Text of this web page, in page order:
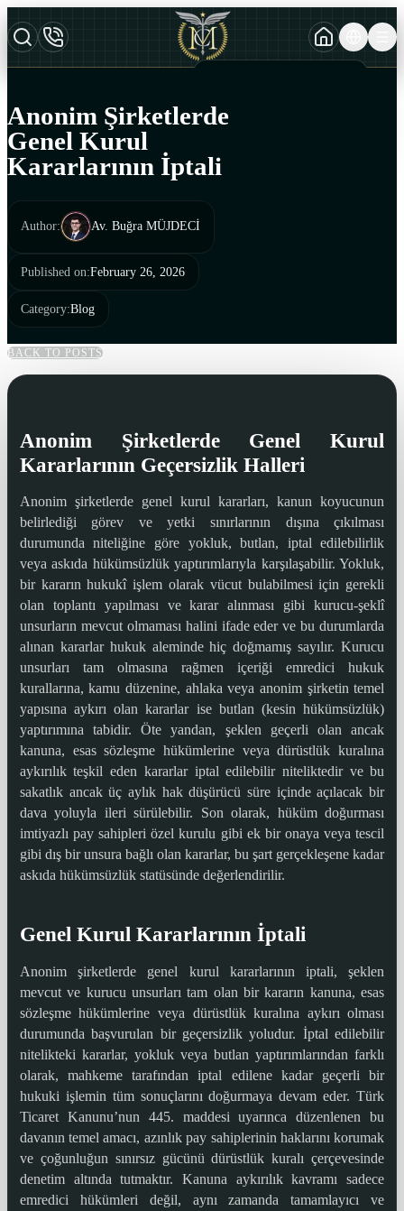
AZERBAYCAN DILI
Anonim Şirketlerde
Genel Kurul
Kararlarının İptali
Author: Av. Buğra MÜJDECİ
Published on:February 26, 2026
Category:Blog
BACK TO POSTS
Anonim Şirketlerde Genel Kurul
Kararlarının Geçersizlik Halleri
Anonim şirketlerde genel kurul kararları, kanun koyucunun
belirlediği görev ve yetki sınırlarının dışına çıkılması
durumunda niteliğine göre yokluk, butlan, iptal edilebilirlik
veya askıda hükümsüzlük yaptırımlarıyla karşılaşabilir. Yokluk,
bir kararın hukukî işlem olarak vücut bulabilmesi için gerekli
olan toplantı yapılması ve karar alınması gibi kurucu-şeklî
unsurların mevcut olmaması halini ifade eder ve bu durumlarda
alınan kararlar hukuk aleminde hiç doğmamış sayılır. Kurucu
unsurları tam olmasına rağmen içeriği emredici hukuk
kurallarına, kamu düzenine, ahlaka veya anonim şirketin temel
yapısına aykırı olan kararlar ise butlan (kesin hükümsüzlük)
yaptırımına tabidir. Öte yandan, şeklen geçerli olan ancak
kanuna, esas sözleşme hükümlerine veya dürüstlük kuralına
aykırılık teşkil eden kararlar iptal edilebilir niteliktedir ve bu
sakatlık ancak üç aylık hak düşürücü süre içinde açılacak bir
dava yoluyla ileri sürülebilir. Son olarak, hüküm doğurması
imtiyazlı pay sahipleri özel kurulu gibi ek bir onaya veya tescil
gibi dış bir unsura bağlı olan kararlar, bu şart gerçekleşene kadar
askıda hükümsüzlük statüsünde değerlendirilir.
Genel Kurul Kararlarının İptali
Anonim şirketlerde genel kurul kararlarının iptali, şeklen
mevcut ve kurucu unsurları tam olan bir kararın kanuna, esas
sözleşme hükümlerine veya dürüstlük kuralına aykırı olması
durumunda başvurulan bir geçersizlik yoludur. İptal edilebilir
nitelikteki kararlar, yokluk veya butlan yaptırımlarından farklı
olarak, mahkeme tarafından iptal edilene kadar geçerli bir
hukuki işlemin tüm sonuçlarını doğurmaya devam eder. Türk
Ticaret Kanunu’nun 445. maddesi uyarınca düzenlenen bu
davanın temel amacı, azınlık pay sahiplerinin haklarını korumak
ve çoğunluğun sınırsız gücünü dürüstlük kuralı çerçevesinde
denetim altında tutmaktır. Kanuna aykırılık kavramı sadece
emredici hükümleri değil, aynı zamanda tamamlayıcı ve